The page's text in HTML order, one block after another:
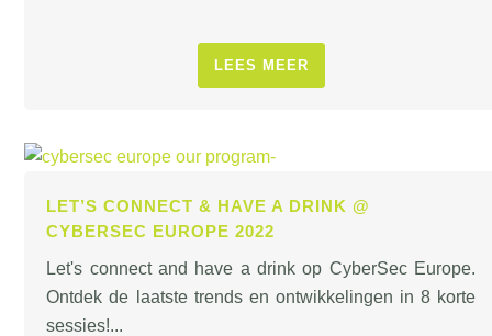
LEES MEER
LET’S CONNECT & HAVE A DRINK @
CYBERSEC EUROPE 2022
Let's connect and have a drink op CyberSec Europe.
Ontdek de laatste trends en ontwikkelingen in 8 korte
sessies!...